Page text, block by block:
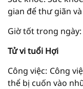
gian để thư giãn
Giờ tốt trong ngày:
Tử vi tuổi Hợi
Công việc: Công
thể bị cuốn vào